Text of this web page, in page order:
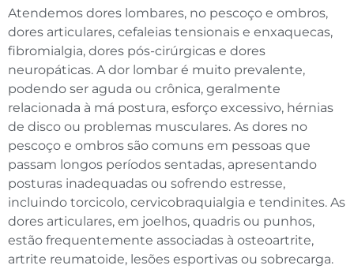
Atendemos dores lombares, no pescoço e ombros,
dores articulares, cefaleias tensionais e enxaquecas,
fibromialgia, dores pós-cirúrgicas e dores
neuropáticas. A dor lombar é muito prevalente,
podendo ser aguda ou crônica, geralmente
relacionada à má postura, esforço excessivo, hérnias
de disco ou problemas musculares. As dores no
pescoço e ombros são comuns em pessoas que
passam longos períodos sentadas, apresentando
posturas inadequadas ou sofrendo estresse,
incluindo torcicolo, cervicobraquialgia e tendinites. As
dores articulares, em joelhos, quadris ou punhos,
estão frequentemente associadas à osteoartrite,
artrite reumatoide, lesões esportivas ou sobrecarga.